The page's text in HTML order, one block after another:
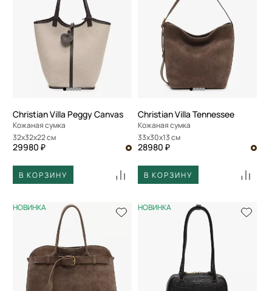
Christian Villa Peggy Canvas
Кожаная сумка
32x32x22 см
29980 ₽
В КОРЗИНУ
Christian Villa Tennessee
Кожаная сумка
33x30x13 см
28980 ₽
В КОРЗИНУ
НОВИНКА НОВИНКА